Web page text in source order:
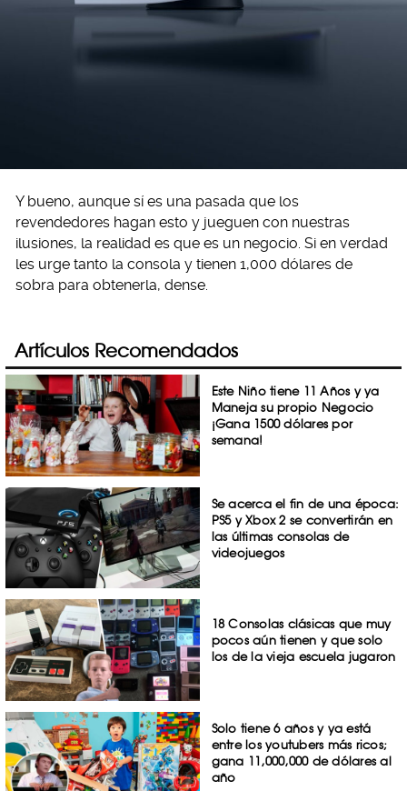
Y bueno, aunque sí es una pasada que los
revendedores hagan esto y jueguen con nuestras
ilusiones, la realidad es que es un negocio. Si en verdad
les urge tanto la consola y tienen 1,000 dólares de
sobra para obtenerla, dense.
Artículos Recomendados
Este Niño tiene 11 Años y ya
Maneja su propio Negocio
¡Gana 1500 dólares por
semana!
Se acerca el fin de una época:
PS5 y Xbox 2 se convertirán en
las últimas consolas de
videojuegos
18 Consolas clásicas que muy
pocos aún tienen y que solo
los de la vieja escuela jugaron
Solo tiene 6 años y ya está
entre los youtubers más ricos;
gana 11,000,000 de dólares al
año